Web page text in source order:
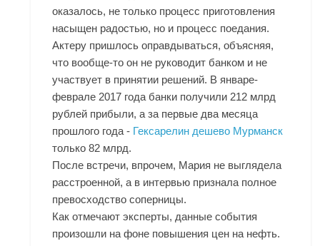
оказалось, не только процесс приготовления
насыщен радостью, но и процесс поедания.
Актеру пришлось оправдываться, объясняя,
что вообще-то он не руководит банком и не
участвует в принятии решений. В январе-
феврале 2017 года банки получили 212 млрд
рублей прибыли, а за первые два месяца
прошлого года - Гексарелин дешево Мурманск
только 82 млрд.
После встречи, впрочем, Мария не выглядела
расстроенной, а в интервью признала полное
превосходство соперницы.
Как отмечают эксперты, данные события
произошли на фоне повышения цен на нефть.